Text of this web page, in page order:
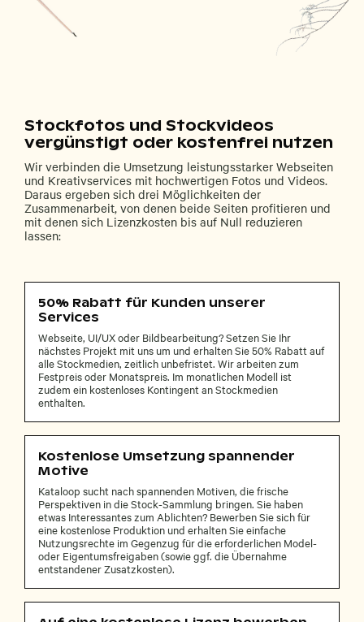
Stockfotos und Stockvideos
vergünstigt oder kostenfrei nutzen
Wir verbinden die Umsetzung leistungsstarker Webseiten
und Kreativservices mit hochwertigen Fotos und Videos.
Daraus ergeben sich drei Möglichkeiten der
Zusammenarbeit, von denen beide Seiten profitieren und
mit denen sich Lizenzkosten bis auf Null reduzieren
lassen:
50% Rabatt für Kunden unserer
Services
Webseite, UI/UX oder Bildbearbeitung? Setzen Sie Ihr
nächstes Projekt mit uns um und erhalten Sie 50% Rabatt auf
alle Stockmedien, zeitlich unbefristet. Wir arbeiten zum
Festpreis oder Monatspreis. Im monatlichen Modell ist
zudem ein kostenloses Kontingent an Stockmedien
enthalten.
Kostenlose Umsetzung spannender
Motive
Kataloop sucht nach spannenden Motiven, die frische
Perspektiven in die Stock-Sammlung bringen. Sie haben
etwas Interessantes zum Ablichten? Bewerben Sie sich für
eine kostenlose Produktion und erhalten Sie einfache
Nutzungsrechte im Gegenzug für die erforderlichen Model-
oder Eigentumsfreigaben (sowie ggf. die Übernahme
entstandener Zusatzkosten).